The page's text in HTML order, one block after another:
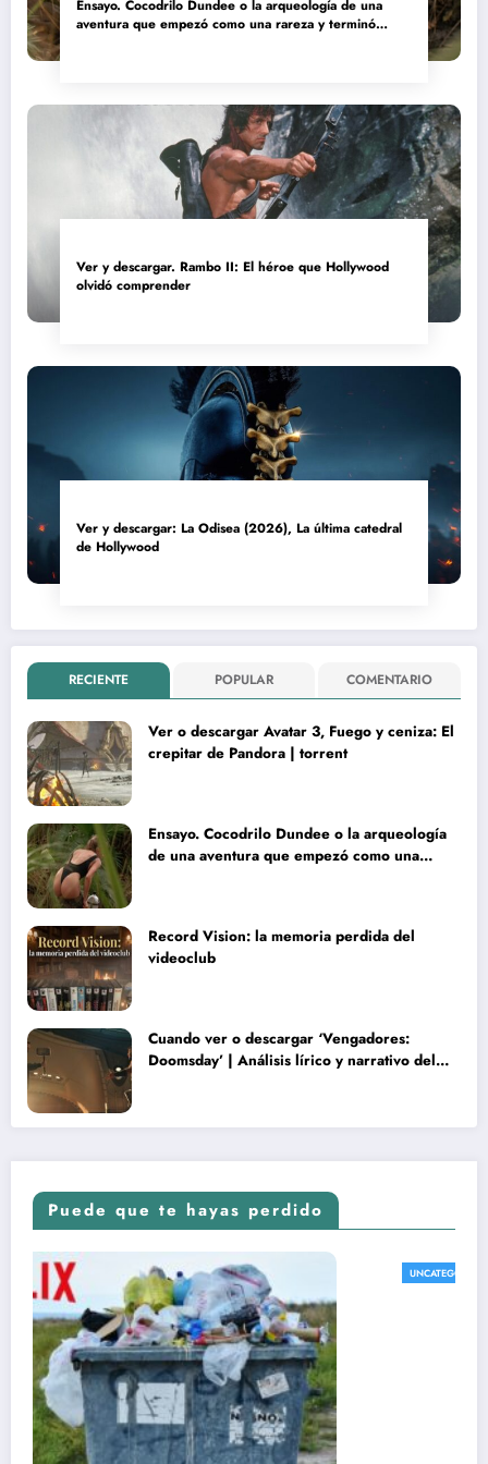
Ensayo. Cocodrilo Dundee o la arqueología de una
aventura que empezó como una rareza y terminó
Ver y descargar. Rambo II: El héroe que Hollywood
olvidó comprender
Ver y descargar: La Odisea (2026), La última catedral
de Hollywood
RECIENTE POPULAR COMENTARIO
Ver o descargar Avatar 3, Fuego y ceniza: El
crepitar de Pandora | torrent
Ensayo. Cocodrilo Dundee o la arqueología
de una aventura que empezó como una
Record Vision: la memoria perdida del
videoclub
Cuando ver o descargar ‘Vengadores:
Doomsday’ | Análisis lírico y narrativo del
Puede que te hayas perdido
UNCATEGORIZED